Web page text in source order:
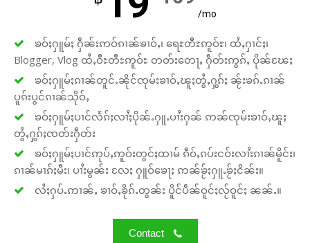
/mo
ၶဝ်ႈႁူမ်ႈ ႁဵၼ်းဢဝ်ၵၢၼ်ၶၢဝ်ႇ၊ ရေႊတီႊဢူဝ်ႊ၊ ထႆႇႁၢင်ႈ၊
Blogger, Vlog ထႆႇဝီႊတီႊဢူဝ်ႊ တတ်းတေႃႇ ႁဵတ်းဢွၵ်ႇ ပိုၼ်ၽႄႈ
ၶဝ်ႈႁူမ်ႈၵၢၼ်တူင်ႉၼိုင်ၸုမ်းၶၢဝ်ႇၽူႈတွႆႇႁွၵ်ႈ ၼႂ်းၶၵ်ႉၵၢၼ်
ပူၵ်းပွင်ၵၢၼ်သိုဝ်ႇ
ၶဝ်ႈႁူမ်ႈပၢင်လႅၵ်ႈလၢႆႈပိုၼ်ႉႁူႉပၢႆးႁၼ် ဢၼ်ၸုမ်းၶၢဝ်ႇၽူႈ
တွႆႇႁွၵ်ႈၸတ်းႁဵတ်း
ၶဝ်ႈႁူမ်ႈပၢင်ဢုပ်ႇဢူဝ်းတွင်ႈထၢမ် ၵဵဝ်ႇၵပ်းငဝ်းလၢႆးၵၢၼ်မိူင်း၊
ၵၢၼ်မၢၵ်ႈမီး၊ ပၢႆးမွၼ်း လႄႈ ႁူဝ်ၶေႃႈ ဢၼ်ၶႂ်ႈႁူႉၶႂ်ႈငိၼ်း။
လႆႈႁပ်ႉဢၢၼ်ႇ ၶၢဝ်ႇၶိုၵ်ႉတွၼ်း ပိူင်ပဵၼ်ဝူင်ႈလႂ်ဝူင်ႈ ၼၼ်ႉ။
Contact